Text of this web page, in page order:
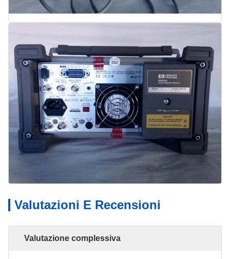
Valutazioni E Recensioni
Valutazione complessiva